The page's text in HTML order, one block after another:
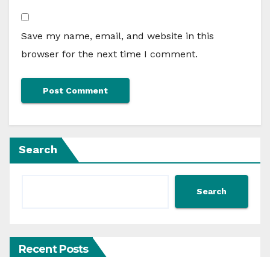
Save my name, email, and website in this
browser for the next time I comment.
Search
Search
Recent Posts